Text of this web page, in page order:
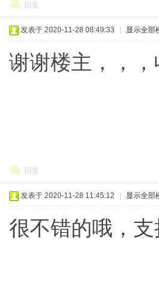
回复
发表于 2020-11-28 08:49:33 显示全部
谢谢楼主，，
回复
发表于 2020-11-28 11:45:12 显示全部
很不错的哦，